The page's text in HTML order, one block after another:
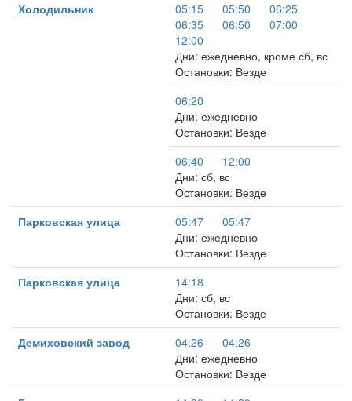
Холодильник
05:15 05:50
06:25
06:35
06:50
07:00
12:00
Дни: ежедневно, кроме сб, вс
Остановки: Везде
06:20
Дни: ежедневно
Остановки: Везде
06:40
12:00
Дни: сб, вс
Остановки: Везде
Парковская улица
05:47
05:47
Дни: ежедневно
Остановки: Везде
Парковская улица
14:18
Дни: сб, вс
Остановки: Везде
Демиховский завод
04:26
04:26
Дни: ежедневно
Остановки: Везде